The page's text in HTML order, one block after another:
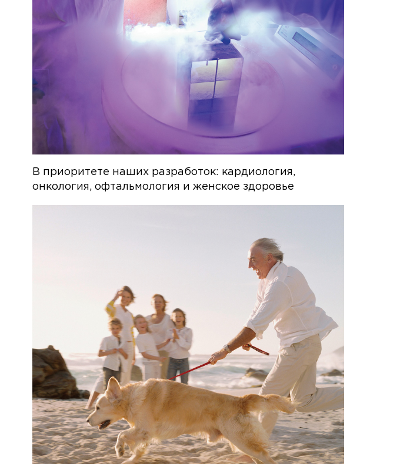
В приоритете наших разработок: кардиология,
онкология, офтальмология и женское здоровье